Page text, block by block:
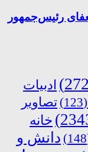
رئیس‌جمهور
ادبیات
(123)
تصاویر
خانه
دانش و